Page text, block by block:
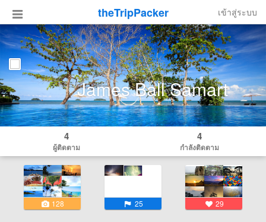
theTripPacker เข้าสู่ระบบ
James Ball Samart
4
ผู้ติดตาม
4
กำลังติดตาม
128 25 29